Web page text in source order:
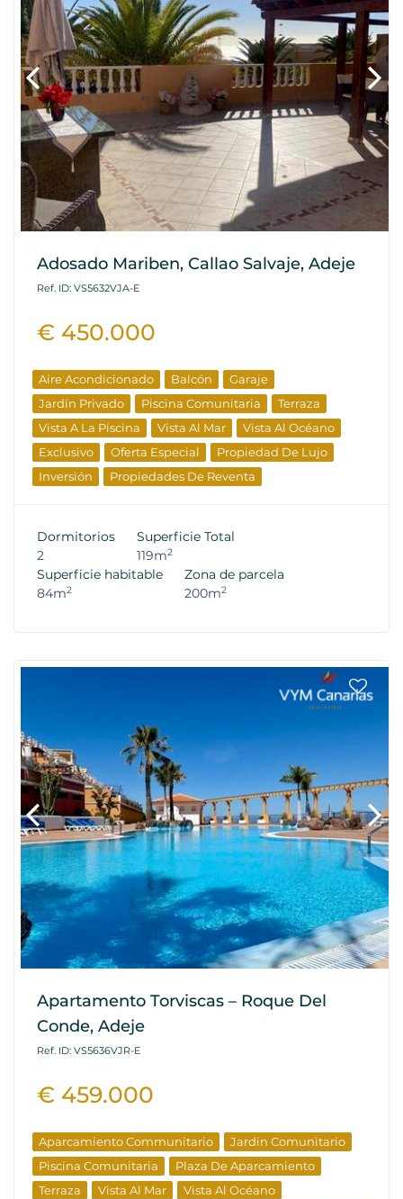
Adosado Mariben, Callao Salvaje, Adeje
Ref. ID: VS5632VJA-E
€ 450.000
Aire Acondicionado Balcón
Garaje
Jardín Privado
Piscina Comunitaria
Terraza
Vista A La Piscina
Vista Al Mar
Vista Al Océano
Exclusivo
Oferta Especial
Propiedad De Lujo
Inversión
Propiedades De Reventa
Dormitorios
2
Superficie Total
119m2
Superficie habitable
84m2
Zona de parcela
200m2
Apartamento Torviscas – Roque Del
Conde, Adeje
Ref. ID: VS5636VJR-E
€ 459.000
Aparcamiento Communitario
Jardin Comunitario
Piscina Comunitaria
Plaza De Aparcamiento
Terraza
Vista Al Mar
Vista Al Océano